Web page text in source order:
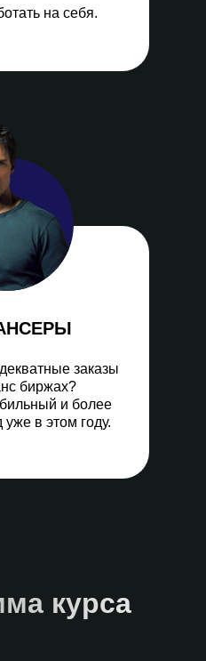
на себя.
заказы
биржах?
и более
в этом году.
курса